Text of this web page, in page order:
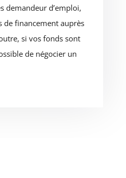
demandeur d’emploi,
de financement auprès
si vos fonds sont
de négocier un